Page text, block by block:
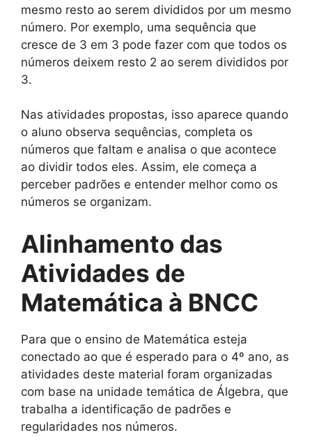
mesmo resto ao serem divididos por um mesmo
número. Por exemplo, uma sequência que
cresce de 3 em 3 pode fazer com que todos os
números deixem resto 2 ao serem divididos por
3.
Nas atividades propostas, isso aparece quando
o aluno observa sequências, completa os
números que faltam e analisa o que acontece
ao dividir todos eles. Assim, ele começa a
perceber padrões e entender melhor como os
números se organizam.
Alinhamento das
Atividades de
Matemática à BNCC
Para que o ensino de Matemática esteja
conectado ao que é esperado para o 4º ano, as
atividades deste material foram organizadas
com base na unidade temática de Álgebra, que
trabalha a identificação de padrões e
regularidades nos números.